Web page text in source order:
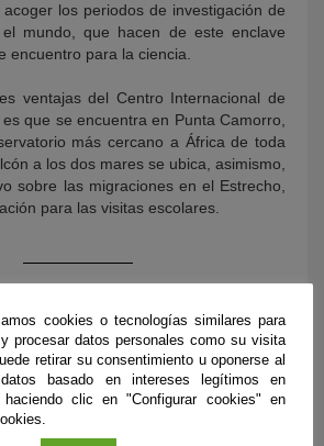
los periodos de investigación de
mundo, que hacen de este enclave
encuentro para la ciencia.
ventajas del Centro Internacional de
que se encuentra en Punta Camorro,
más cercano a África de toda
a los dos mares se ubica, asimismo,
sobre las migraciones en el Estrecho,
para las visitas escolares.
cookies o tecnologías similares para
procesar datos personales como su visita
retirar su consentimiento u oponerse al
basado en intereses legítimos en
haciendo clic en "Configurar cookies" en